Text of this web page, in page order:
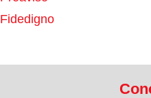
Fidedigno